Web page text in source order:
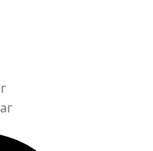
На следующий шаг